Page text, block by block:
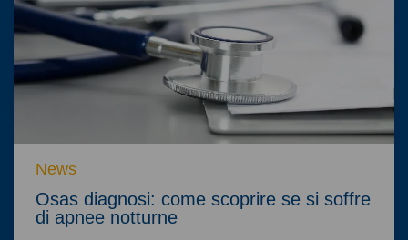
News
Osas diagnosi: come scoprire se si soffre
di apnee notturne